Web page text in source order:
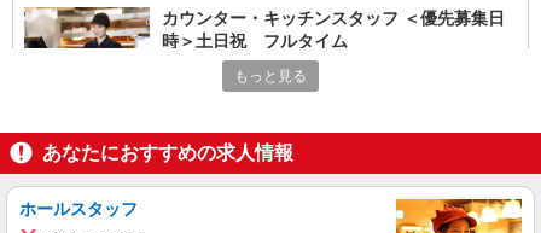
カウンター・キッチンスタッフ ＜優先募集日
時＞土日祝 フルタイム
時給1230円 土日祝祭日時給1250円
キープ 詳細を見る
もっと見る
あなたにおすすめの求人情報
ホールスタッフ